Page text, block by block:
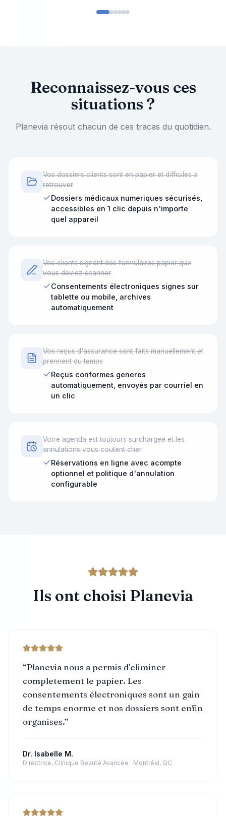
Reconnaissez-vous ces
situations ?
Planevia résout chacun de ces tracas du quotidien.
Vos dossiers clients sont en papier et difficiles a
retrouver
Dossiers médicaux numeriques sécurisés,
accessibles en 1 clic depuis n'importe
quel appareil
Vos clients signent des formulaires papier que
vous deviez scanner
Consentements électroniques signes sur
tablette ou mobile, archives
automatiquement
Vos reçus d'assurance sont faits manuellement et
prennent du temps
Reçus conformes generes
automatiquement, envoyés par courriel en
un clic
Votre agenda est toujours surchargee et les
annulations vous coutent cher
Réservations en ligne avec acompte
optionnel et politique d'annulation
configurable
Ils ont choisi Planevia
“Planevia nous a permis d'eliminer
completement le papier. Les
consentements électroniques sont un gain
de temps enorme et nos dossiers sont enfin
organises.”
Dr. Isabelle M.
Directrice, Clinique Beauté Avancée · Montréal, QC